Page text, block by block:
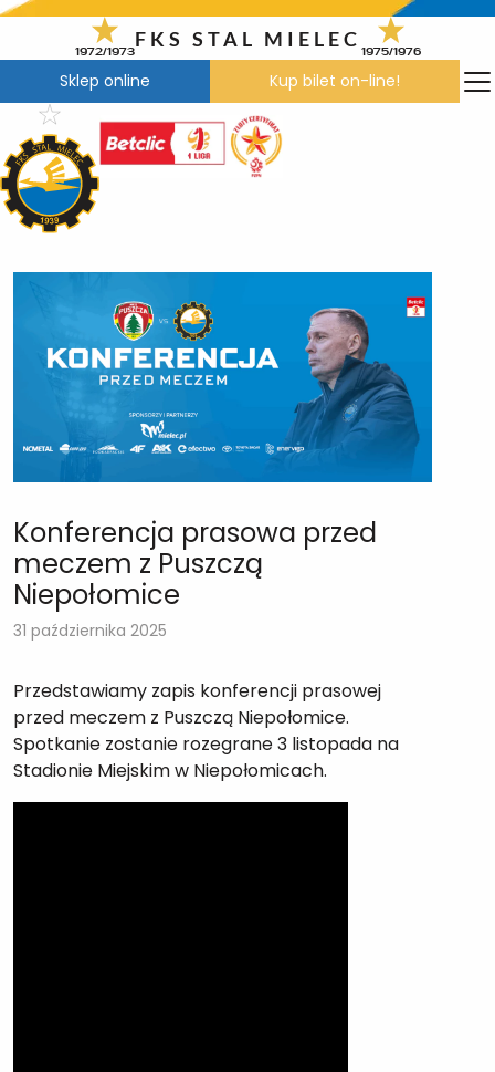
Przejdź
treści
1972/1973
FKS STAL MIELEC
1975/1976
Sklep online Kup bilet on-line!
Konferencja prasowa przed
meczem z Puszczą
Niepołomice
31 października 2025
Przedstawiamy zapis konferencji prasowej
przed meczem z Puszczą Niepołomice.
Spotkanie zostanie rozegrane 3 listopada na
Stadionie Miejskim w Niepołomicach.